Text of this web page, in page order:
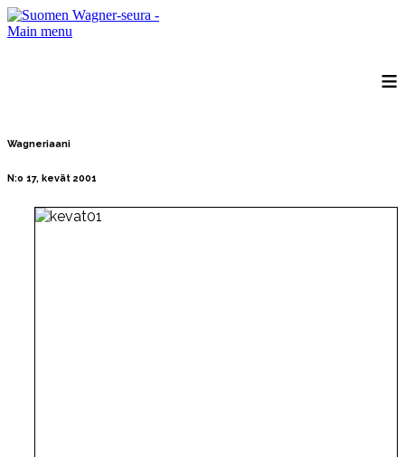
Main menu
≡
Wagneriaani
N:o 17, kevät 2001